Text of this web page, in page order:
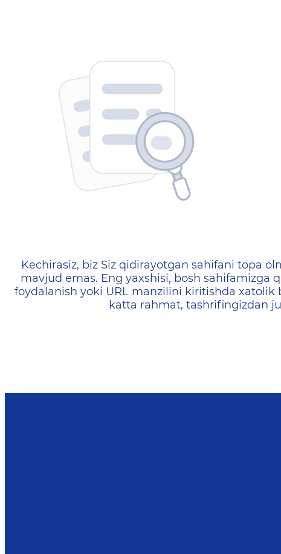
404 — Страница не
Kechirasiz, biz Siz qidirayotgan sahifani topa
mavjud emas. Eng yaxshisi, bosh sahifamizga
foydalanish yoki URL manzilini kiritishda xatolik
katta rahmat, tashrifingizdan